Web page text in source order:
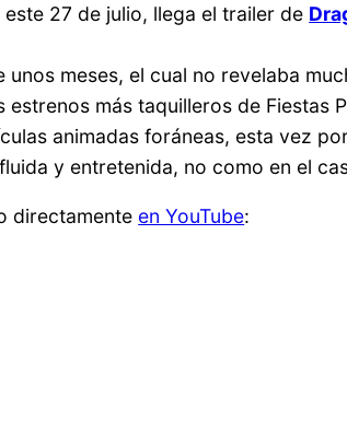
27 de julio, llega el trailer de
unos meses, el cual no revelaba
más taquilleros de Fiestas
animadas foráneas, esta vez
y entretenida, no como en el
directamente en YouTube: